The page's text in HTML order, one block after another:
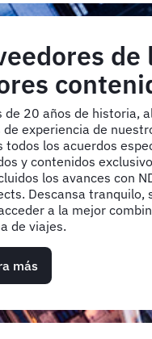
de
de 20 años de historia,
de experiencia de
todos los acuerdos
y contenidos
los avances con
Descansa tranquilo,
a la mejor
de viajes.
más